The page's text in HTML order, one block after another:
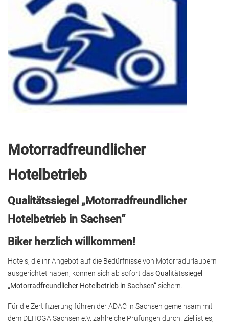
Motorradfreundlicher
Hotelbetrieb
Qualitätssiegel „Motorradfreundlicher
Hotelbetrieb in Sachsen“
Biker herzlich willkommen!
Hotels, die ihr Angebot auf die Bedürfnisse von Motorradurlaubern
ausgerichtet haben, können sich ab sofort dasQualitätssiegel
„Motorradfreundlicher Hotelbetrieb in Sachsen“sichern.
Für die Zertifizierung führen der ADAC in Sachsen gemeinsam mit
dem DEHOGA Sachsen e.V. zahlreiche Prüfungen durch. Ziel ist es,